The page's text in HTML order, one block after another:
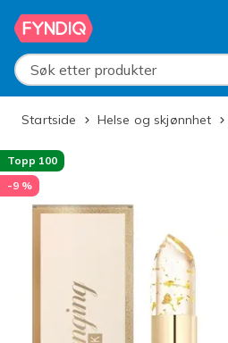
Hopp til hovedinnhold
Søk etter produkter
Startside Helse og skjønnhet
Topp 100
-9 %